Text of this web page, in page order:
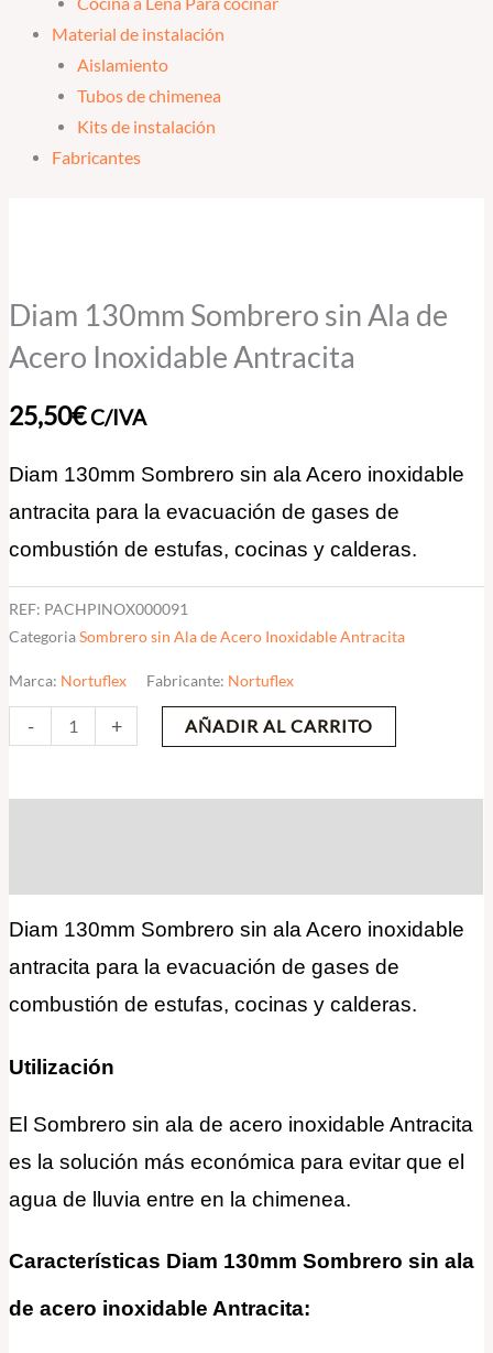
Material de instalación
Aislamiento
Tubos de chimenea
Kits de instalación
Fabricantes
Diam 130mm Sombrero sin Ala de
Acero Inoxidable Antracita
25,50€C/IVA
Diam 130mm Sombrero sin ala Acero inoxidable
antracita para la evacuación de gases de
combustión de estufas, cocinas y calderas.
REF: PACHPINOX000091
CategoriaSombrero sin Ala de Acero Inoxidable Antracita
Marca: Nortuflex Fabricante: Nortuflex
-
sin
de
Inoxidable
+ AÑADIR AL CARRITO
Diam 130mm Sombrero sin ala Acero inoxidable
antracita para la evacuación de gases de
combustión de estufas, cocinas y calderas.
Utilización
El Sombrero sin ala de acero inoxidable Antracita
es la solución más económica para evitar que el
agua de lluvia entre en la chimenea.
Características Diam 130mm Sombrero sin ala
de acero inoxidable Antracita: